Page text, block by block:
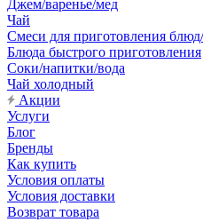
Джем/варенье/мед
Чай
Смеси для приготовления
Блюда быстрого приготовления
Соки/напитки/вода
Чай холодный
Акции
Услуги
Блог
Бренды
Как купить
Условия оплаты
Условия доставки
Возврат товара